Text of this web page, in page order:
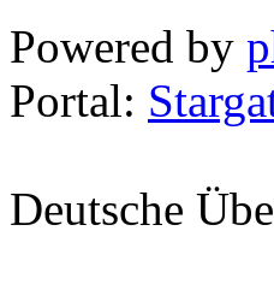
Powered by
Portal:
Deutsche